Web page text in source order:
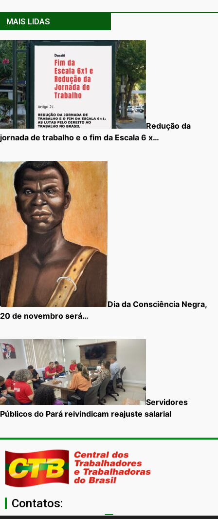
MAIS LIDAS
Redução da
jornada de trabalho e o fim da Escala 6 x…
Dia da Consciência Negra,
20 de novembro será…
Servidores
Públicos do Pará reivindicam reajuste salarial
Contatos: